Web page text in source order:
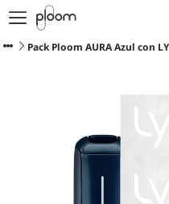
Descubre Ploom AURA
Tienda
Localiza tu tienda
Pack Ploom AURA Azul con